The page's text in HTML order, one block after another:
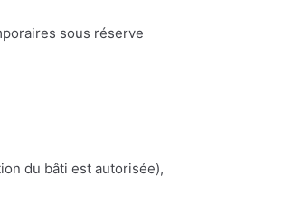
sous réserve
du bâti est autorisée),